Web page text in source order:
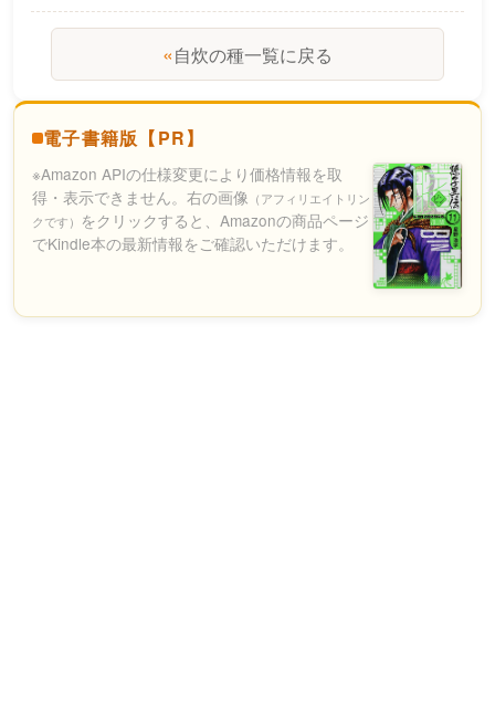
«自炊の種一覧に戻る
電子書籍版【PR】
※Amazon APIの仕様変更により価格情報を取
得・表示できません。右の画像 （アフィリエイトリン
クです） をクリックすると、Amazonの商品ページ
でKindle本の最新情報をご確認いただけます。